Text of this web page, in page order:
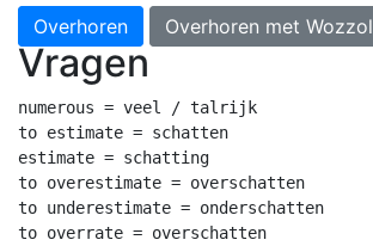
Overhoren Overhoren met Wozzol
Vragen
numerous = veel / talrijk
to estimate = schatten
estimate = schatting
to overestimate = overschatten
to underestimate = onderschatten
to overrate = overschatten